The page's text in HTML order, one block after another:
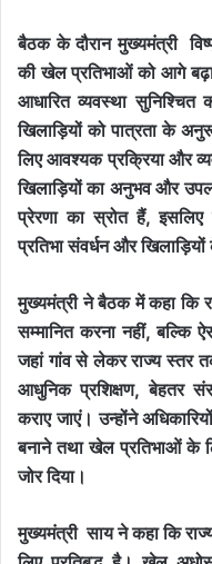
बैठक के दौरान मुख्यमंत्री
की खेल प्रतिभाओं को आगे
आधारित व्यवस्था
खिलाड़ियों को पात्रता के
लिए आवश्यक प्रक्रिया और
खिलाड़ियों का अनुभव और
प्रेरणा का स्रोत हैं,
प्रतिभा संवर्धन और खिलाड़ियों
मुख्यमंत्री ने बैठक में कहा कि
सम्मानित करना नहीं, बल्कि
जहां गांव से लेकर राज्य स्तर
आधुनिक प्रशिक्षण, बेहतर
कराए जाएं। उन्होंने
बनाने तथा खेल प्रतिभाओं के
जोर दिया।
मुख्यमंत्री साय ने कहा कि